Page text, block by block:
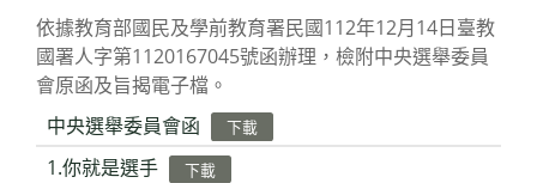
依據教育部國民及學前教育署民國112年12月14日臺教
國署人字第1120167045號函辦理，檢附中央選舉委員
會原函及旨揭電子檔。
中央選舉委員會函
下載
1.你就是選手 下載